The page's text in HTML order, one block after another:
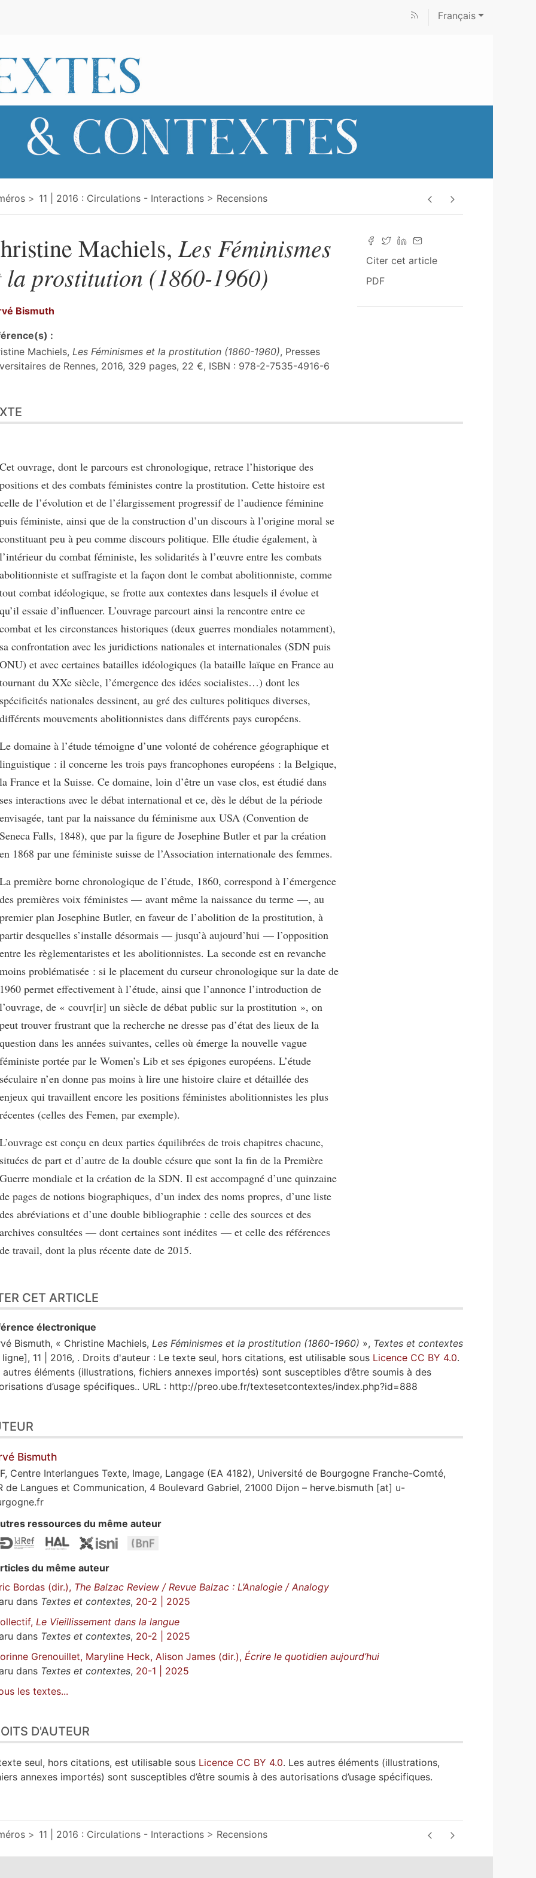
Français
11 | 2016 : Circulations - Interactions Recensions
Citer cet article
PDF
Machiels, Les Féminismes
la prostitution (1860-1960)
Bismuth
:
Machiels, Les Féminismes et la prostitution (1860-1960), Presses
de Rennes, 2016, 329 pages, 22 €, ISBN : 978-2-7535-4916-6
cet article
Cet ouvrage, dont le parcours est chronologique, retrace l’historique des
positions et des combats féministes contre la prostitution. Cette histoire est
celle de l’évolution et de l’élargissement progressif de l’audience féminine
puis féministe, ainsi que de la construction d’un discours à l’origine moral se
constituant peu à peu comme discours politique. Elle étudie également, à
l’intérieur du combat féministe, les solidarités à l’œuvre entre les combats
abolitionniste et suffragiste et la façon dont le combat abolitionniste, comme
tout combat idéologique, se frotte aux contextes dans lesquels il évolue et
qu’il essaie d’influencer. L’ouvrage parcourt ainsi la rencontre entre ce
combat et les circonstances historiques (deux guerres mondiales notamment),
sa confrontation avec les juridictions nationales et internationales (SDN puis
ONU) et avec certaines batailles idéologiques (la bataille laïque en France au
tournant du XXe siècle, l’émergence des idées socialistes…) dont les
spécificités nationales dessinent, au gré des cultures politiques diverses,
différents mouvements abolitionnistes dans différents pays européens.
Le domaine à l’étude témoigne d’une volonté de cohérence géographique et
linguistique : il concerne les trois pays francophones européens : la Belgique,
la France et la Suisse. Ce domaine, loin d’être un vase clos, est étudié dans
ses interactions avec le débat international et ce, dès le début de la période
envisagée, tant par la naissance du féminisme aux USA (Convention de
Seneca Falls, 1848), que par la figure de Josephine Butler et par la création
en 1868 par une féministe suisse de l’Association internationale des femmes.
La première borne chronologique de l’étude, 1860, correspond à l’émergence
des premières voix féministes — avant même la naissance du terme —, au
premier plan Josephine Butler, en faveur de l’abolition de la prostitution, à
partir desquelles s’installe désormais — jusqu’à aujourd’hui — l’opposition
entre les règlementaristes et les abolitionnistes. La seconde est en revanche
moins problématisée : si le placement du curseur chronologique sur la date de
1960 permet effectivement à l’étude, ainsi que l’annonce l’introduction de
l’ouvrage, de « couvr[ir] un siècle de débat public sur la prostitution », on
peut trouver frustrant que la recherche ne dresse pas d’état des lieux de la
question dans les années suivantes, celles où émerge la nouvelle vague
féministe portée par le Women’s Lib et ses épigones européens. L’étude
séculaire n’en donne pas moins à lire une histoire claire et détaillée des
enjeux qui travaillent encore les positions féministes abolitionnistes les plus
récentes (celles des Femen, par exemple).
L’ouvrage est conçu en deux parties équilibrées de trois chapitres chacune,
situées de part et d’autre de la double césure que sont la fin de la Première
Guerre mondiale et la création de la SDN. Il est accompagné d’une quinzaine
de pages de notions biographiques, d’un index des noms propres, d’une liste
des abréviations et d’une double bibliographie : celle des sources et des
archives consultées — dont certaines sont inédites — et celle des références
de travail, dont la plus récente date de 2015.
CET ARTICLE
électronique
Bismuth, « Christine Machiels, Les Féminismes et la prostitution (1860-1960) », Textes et contextes
ligne], 11 | 2016, . Droits d'auteur : Le texte seul, hors citations, est utilisable sous Licence CC BY 4.0.
autres éléments (illustrations, fichiers annexes importés) sont susceptibles d’être soumis à des
d’usage spécifiques.. URL : http://preo.ube.fr/textesetcontextes/index.php?id=888
Bismuth
Centre Interlangues Texte, Image, Langage (EA 4182), Université de Bourgogne Franche-Comté,
de Langues et Communication, 4 Boulevard Gabriel, 21000 Dijon – herve.bismuth [at] u-
ressources du même auteur
du même auteur
Bordas (dir.), The Balzac Review / Revue Balzac : L’Analogie / Analogy
dans Textes et contextes, 20-2 | 2025
Le Vieillissement dans la langue
dans Textes et contextes, 20-2 | 2025
Grenouillet, Maryline Heck, Alison James (dir.), Écrire le quotidien aujourd’hui
dans Textes et contextes, 20-1 | 2025
les textes...
D'AUTEUR
seul, hors citations, est utilisable sous Licence CC BY 4.0. Les autres éléments (illustrations,
annexes importés) sont susceptibles d’être soumis à des autorisations d’usage spécifiques.
11 | 2016 : Circulations - Interactions Recensions